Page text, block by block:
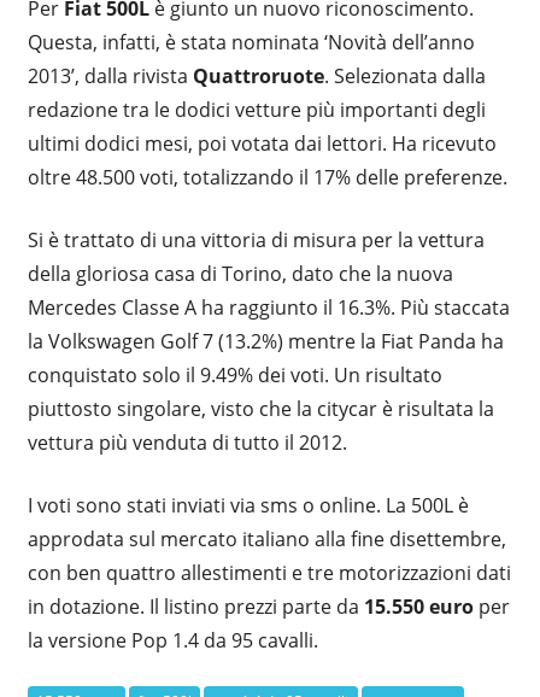
Per Fiat 500Lè giunto un nuovo riconoscimento.
Questa, infatti, è stata nominata ‘Novità dell’anno
2013’, dalla rivista Quattroruote. Selezionata dalla
redazione tra le dodici vetture più importanti degli
ultimi dodici mesi, poi votata dai lettori. Ha ricevuto
oltre 48.500 voti, totalizzando il 17% delle preferenze.
Si è trattato di una vittoria di misura per la vettura
della gloriosa casa di Torino, dato che la nuova
Mercedes Classe A ha raggiunto il 16.3%. Più staccata
la Volkswagen Golf 7 (13.2%) mentre la Fiat Panda ha
conquistato solo il 9.49% dei voti. Un risultato
piuttosto singolare, visto che la citycar è risultata la
vettura più venduta di tutto il 2012.
I voti sono stati inviati via sms o online. La 500L è
approdata sul mercato italiano alla fine disettembre,
con ben quattro allestimenti e tre motorizzazioni dati
in dotazione. Il listino prezzi parte da 15.550 europer
la versione Pop 1.4 da 95 cavalli.